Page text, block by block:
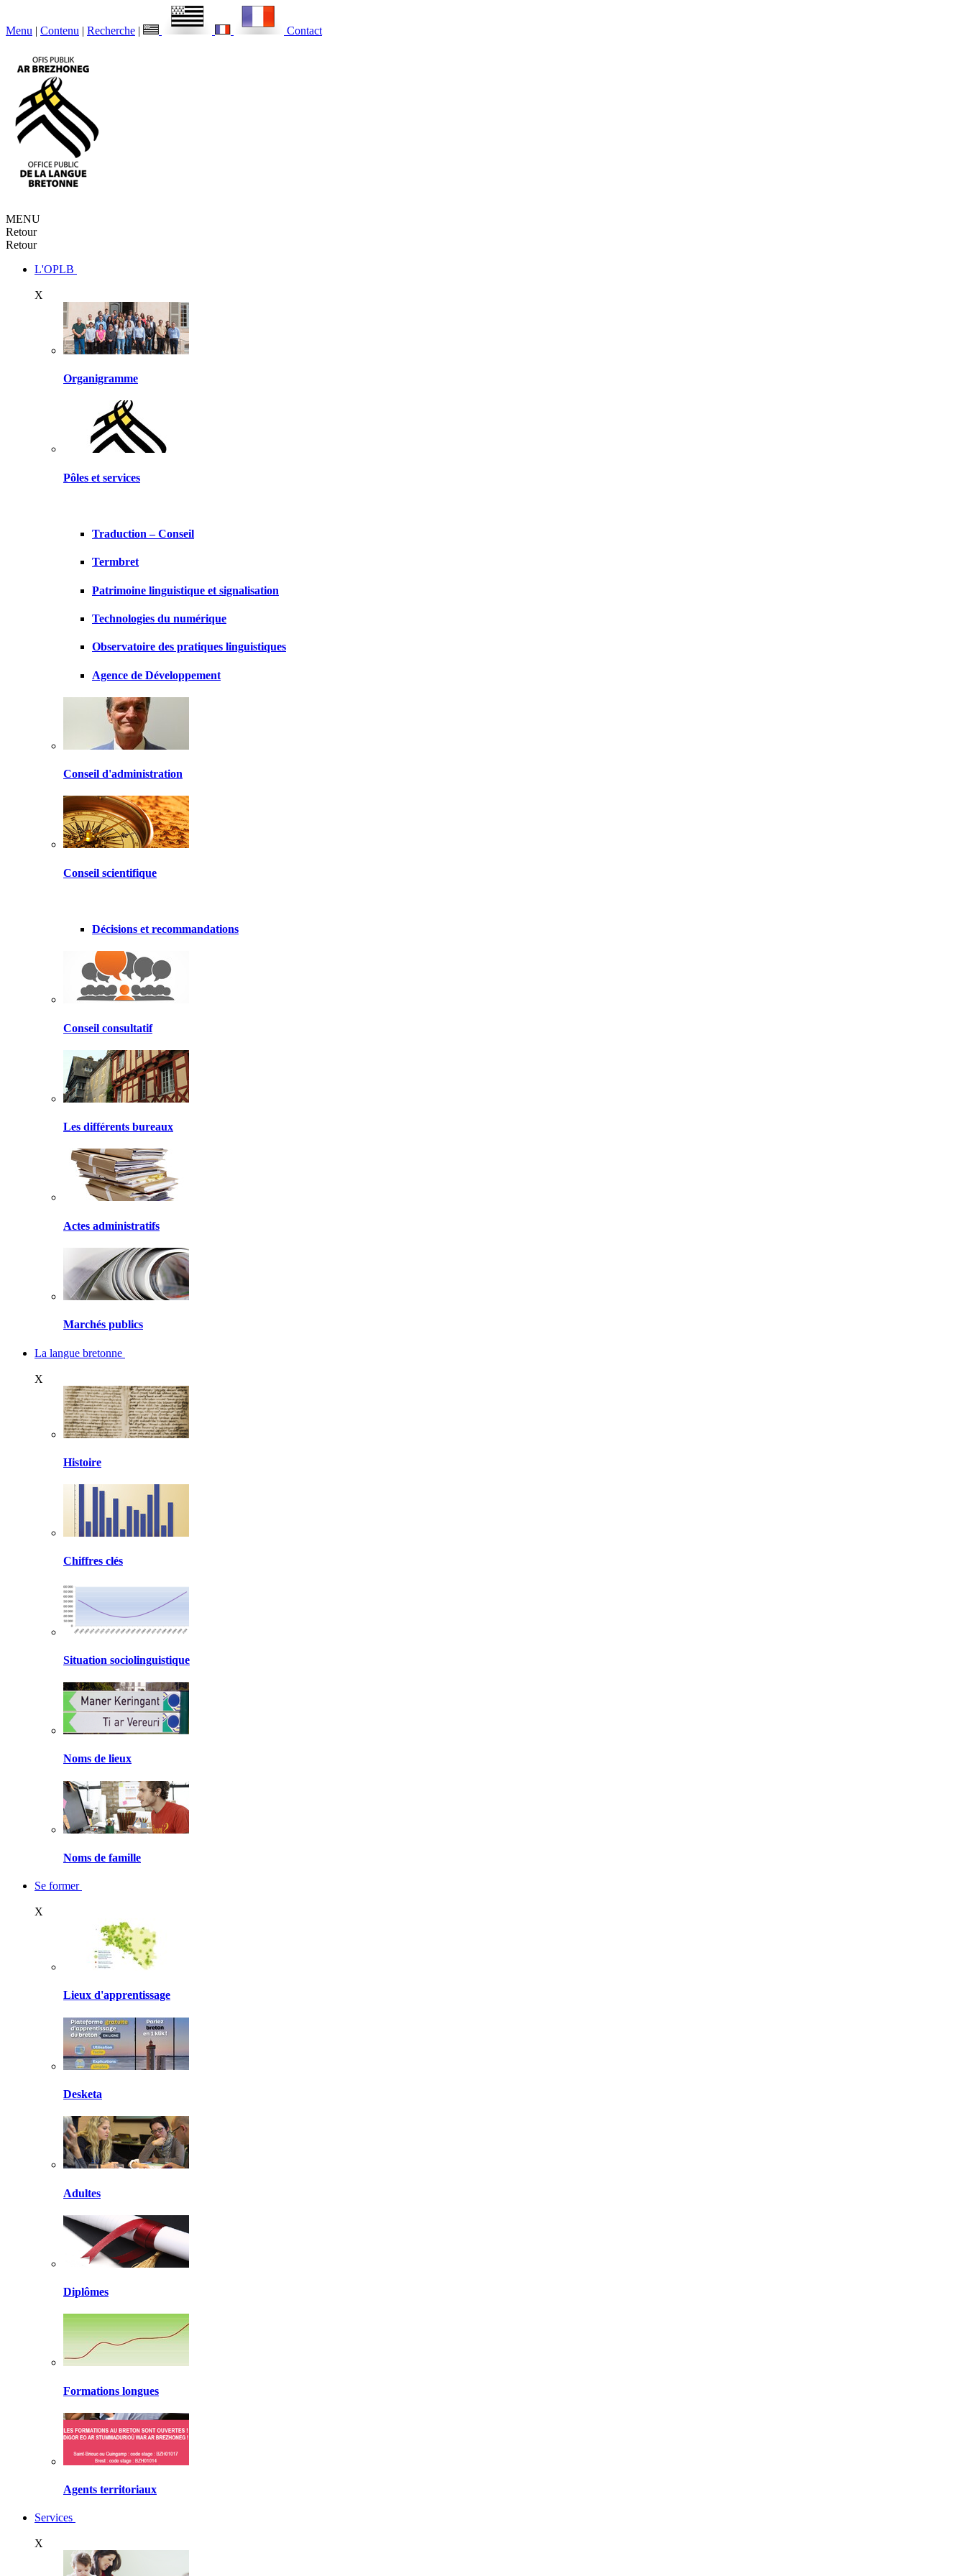
Menu | Contenu | Recherche | Contact
MENU
Retour
Retour
L'OPLB
X
Organigramme
Pôles et services
Traduction – Conseil
Termbret
Patrimoine linguistique et signalisation
Technologies du numérique
Observatoire des pratiques linguistiques
Agence de Développement
Conseil d'administration
Conseil scientifique
Décisions et recommandations
Conseil consultatif
Les différents bureaux
Actes administratifs
Marchés publics
La langue bretonne
X
Histoire
Chiffres clés
Situation sociolinguistique
Noms de lieux
Noms de famille
Se former
X
Lieux d'apprentissage
Desketa
Adultes
Diplômes
Formations longues
Agents territoriaux
Services
X